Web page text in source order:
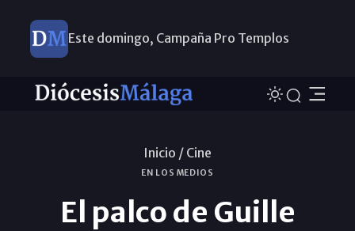
Este domingo, Campaña Pro Templos
Inicio / Cine
EN LOS MEDIOS
El palco de Guille